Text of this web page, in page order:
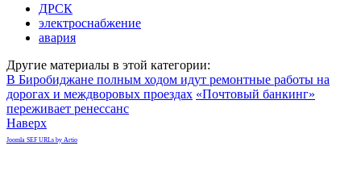
ДРСК
электроснабжение
авария
Другие материалы в этой категории:
В Биробиджане полным ходом идут ремонтные работы на
дорогах и междворовых проездах «Почтовый банкинг»
переживает ренессанс
Наверх
Joomla SEF URLs by Artio